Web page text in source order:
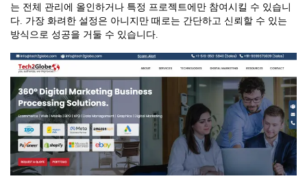
는 전체 관리에 올인하거나 특정 프로젝트에만 참여시킬 수 있습니
다. 가장 화려한 설정은 아니지만 때로는 간단하고 신뢰할 수 있는
방식으로 성공을 거둘 수 있습니다.